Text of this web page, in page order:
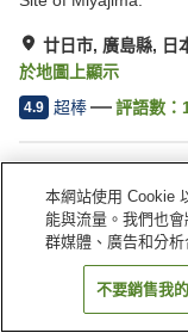
廿日市, 廣島縣, 日
於地圖上顯示
4.9 超棒 評語數：
停車場
本網站使用 Cookie
能與流量。我們也
群媒體、廣告和分析
不要銷售我